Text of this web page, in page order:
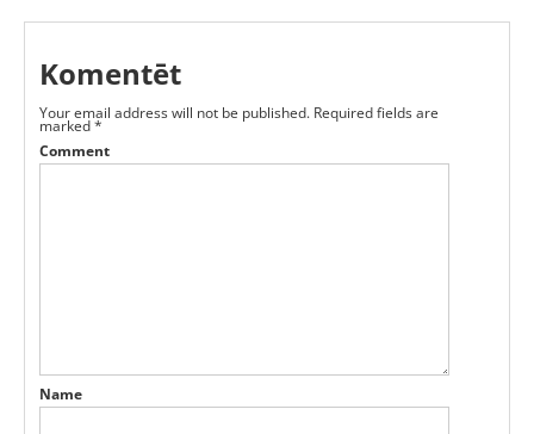
Komentēt
Your email address will not be published. Required fields are
marked*
Comment
Name